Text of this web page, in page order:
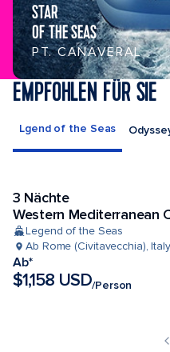
STAR
OF THE SEAS
PT. CANAVERAL
EMPFOHLEN FÜR SIE
Lgend of the Seas
Niedrigster Preis
3 Nächte
Western Mediterranean
Legend of the Seas
Ab Rome (Civitavecchia), Italy
Ab*
$1,158 USD/Person